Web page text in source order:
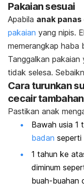
Pakaian sesuai
Apabila anak panas
pakaian yang nipis.
memerangkap haba
Tanggalkan
tidak selesa.
Cara turunkan
cecair tambahan
Pastikan anak
Bawah usia 1
badan seperti
1 tahun ke
diminum
buah-buahan